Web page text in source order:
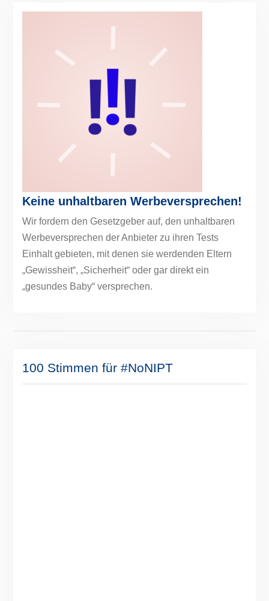
Keine unhaltbaren Werbeversprechen!
Wir fordern den Gesetzgeber auf, den unhaltbaren
Werbeversprechen der Anbieter zu ihren Tests
Einhalt gebieten, mit denen sie werdenden Eltern
„Gewissheit“, „Sicherheit“ oder gar direkt ein
„gesundes Baby“ versprechen.
100 Stimmen für #NoNIPT